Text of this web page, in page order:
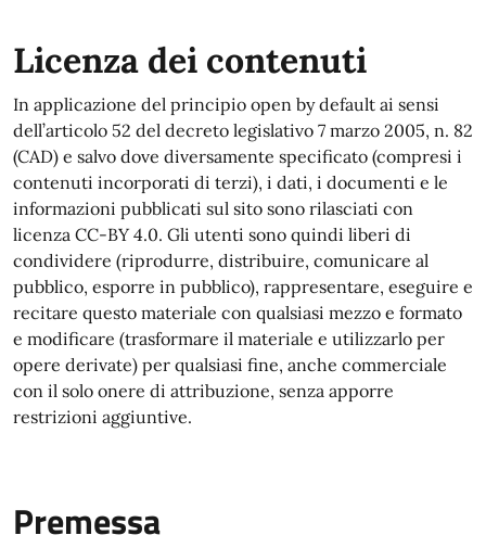
Licenza dei contenuti
In applicazione del principio open by default ai sensi
dell’articolo 52 del decreto legislativo 7 marzo 2005, n. 82
(CAD) e salvo dove diversamente specificato (compresi i
contenuti incorporati di terzi), i dati, i documenti e le
informazioni pubblicati sul sito sono rilasciati con
licenza CC-BY 4.0. Gli utenti sono quindi liberi di
condividere (riprodurre, distribuire, comunicare al
pubblico, esporre in pubblico), rappresentare, eseguire e
recitare questo materiale con qualsiasi mezzo e formato
e modificare (trasformare il materiale e utilizzarlo per
opere derivate) per qualsiasi fine, anche commerciale
con il solo onere di attribuzione, senza apporre
restrizioni aggiuntive.
Premessa